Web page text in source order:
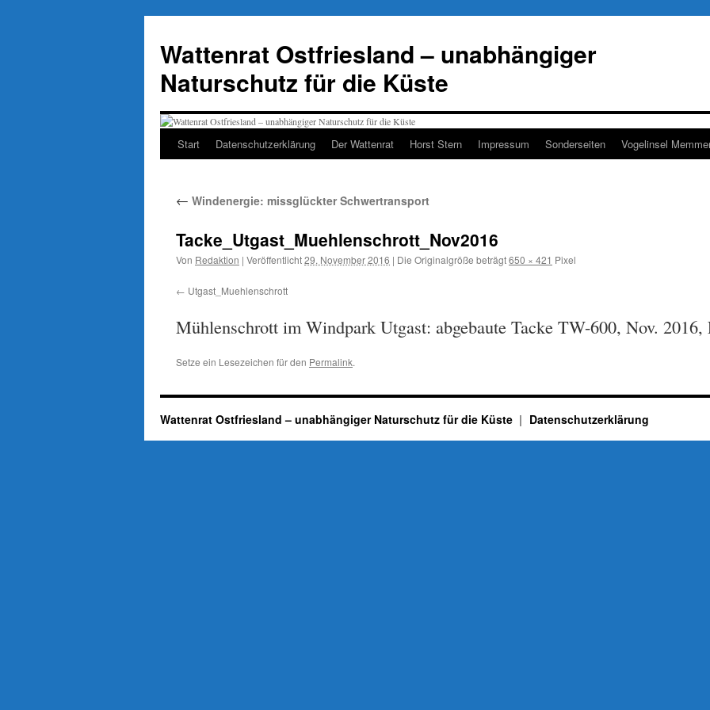
springen
Wattenrat Ostfriesland – unabhängiger
Naturschutz für die Küste
Start Datenschutzerklärung Der Wattenrat Horst Stern Impressum Sonderseiten Vogelinsel
← Windenergie: missglückter Schwertransport
Tacke_Utgast_Muehlenschrott_Nov2016
Von Redaktion | Veröffentlicht29. November 2016 | Die Originalgröße beträgt650 × 421 Pixel
Utgast_Muehlenschrott
Mühlenschrott im Windpark Utgast: abgebaute Tacke TW-600, Nov.
Setze ein Lesezeichen für den Permalink.
Wattenrat Ostfriesland – unabhängiger Naturschutz für die Küste Datenschutzerklärung